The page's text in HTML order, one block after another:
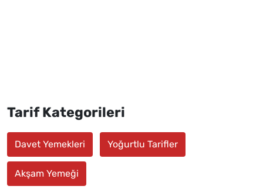
Tarif Kategorileri
Davet Yemekleri Yoğurtlu Tarifler
Akşam Yemeği